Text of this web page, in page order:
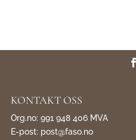
KONTAKT OSS
Org.no: 991 948 406 MVA
E-post: post@faso.no